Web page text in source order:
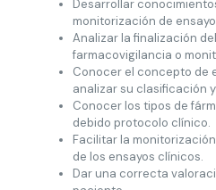
Desarrollar
monitorización de
Analizar la finalización
farmacovigilancia o
Conocer el concepto de
analizar su clasificación
Conocer los tipos de
debido protocolo clínico.
Facilitar la
de los ensayos clínicos.
Dar una correcta